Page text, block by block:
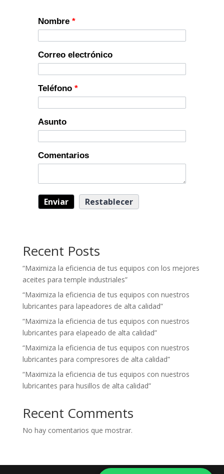
Nombre *
Correo electrónico
Teléfono *
Asunto
Comentarios
Recent Posts
“Maximiza la eficiencia de tus equipos con los mejores
aceites para temple industriales”
“Maximiza la eficiencia de tus equipos con nuestros
lubricantes para lapeadores de alta calidad”
“Maximiza la eficiencia de tus equipos con nuestros
lubricantes para elapeado de alta calidad”
“Maximiza la eficiencia de tus equipos con nuestros
lubricantes para compresores de alta calidad”
“Maximiza la eficiencia de tus equipos con nuestros
lubricantes para husillos de alta calidad”
Recent Comments
No hay comentarios que mostrar.